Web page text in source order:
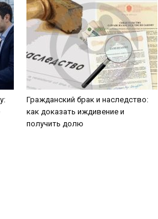
Гражданский брак и наследство:
как доказать иждивение и
получить долю